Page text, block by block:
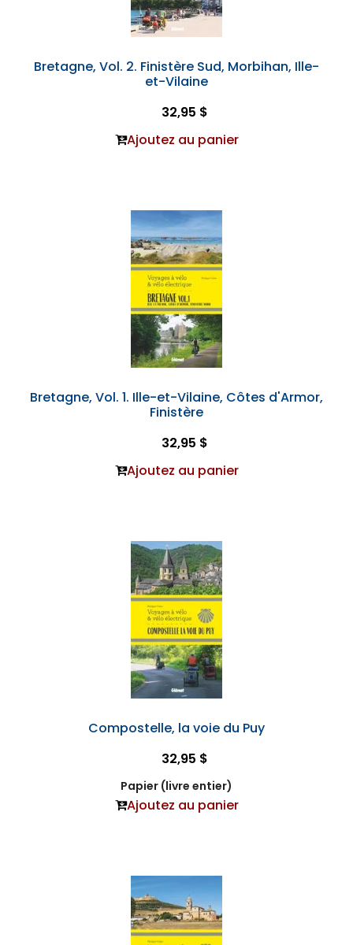
Bretagne, Vol. 2. Finistère Sud, Morbihan, Ille-
et-Vilaine
32,95 $
Ajoutez au panier
Bretagne, Vol. 1. Ille-et-Vilaine, Côtes d'Armor,
Finistère
32,95 $
Ajoutez au panier
Compostelle, la voie du Puy
32,95 $
Papier (livre entier)
Ajoutez au panier